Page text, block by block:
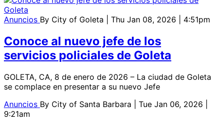
Anuncios By City of Goleta | Thu Jan 08, 2026 | 4:51pm
Conoce al nuevo jefe de los
servicios policiales de Goleta
GOLETA, CA, 8 de enero de 2026 – La ciudad de Goleta
se complace en presentar a su nuevo Jefe
Anuncios By City of Santa Barbara
| Tue Jan 06, 2026 |
9:21am